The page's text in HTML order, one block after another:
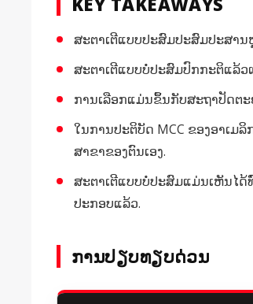
ສະຕາເຕີແບບປະສົມປະສົມປະສາ
ສະຕາເຕີແບບບໍ່ປະສົມປົກກະຕິແລ້
ການເລືອກແມ່ນຂຶ້ນກັບສະຖາປັດຕ
ໃນການປະຕິບັດ MCC ຂອງອາເ
ສາຂາຂອງຕົນເອງ.
ສະຕາເຕີແບບບໍ່ປະສົມແມ່ນເຫັນໄ
ປະກອບແລ້ວ.
ການປຽບທຽບດ່ວນ